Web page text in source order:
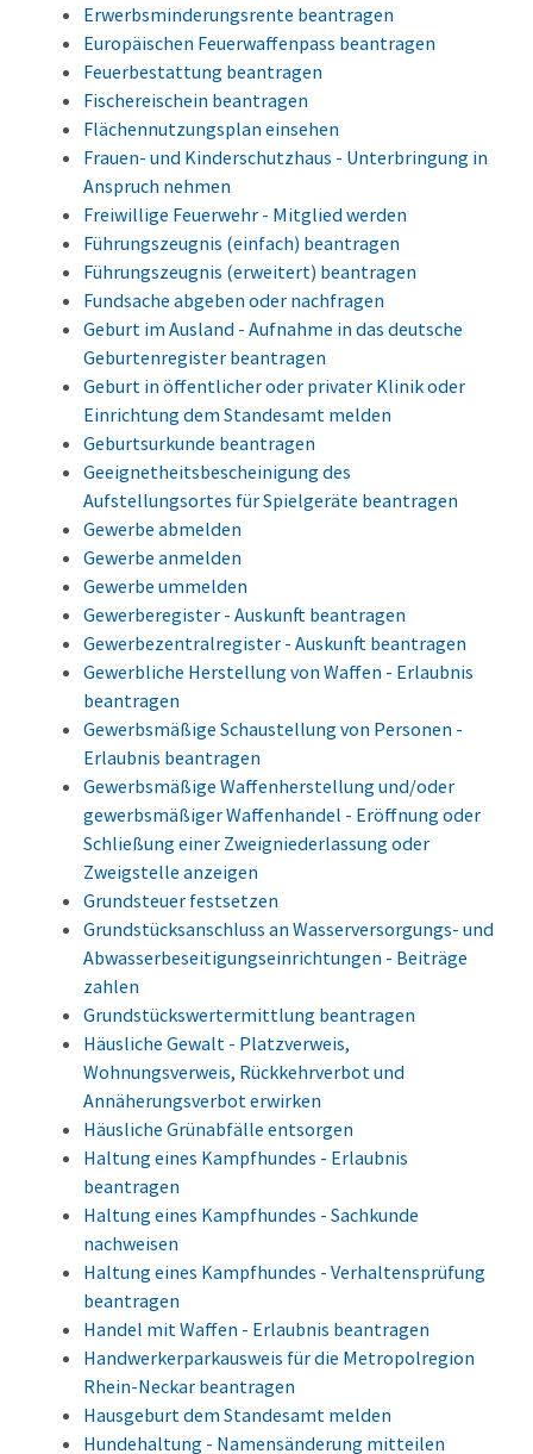
Erwerbsminderungsrente beantragen
Europäischen Feuerwaffenpass beantragen
Feuerbestattung beantragen
Fischereischein beantragen
Flächennutzungsplan einsehen
Frauen- und Kinderschutzhaus - Unterbringung in
Anspruch nehmen
Freiwillige Feuerwehr - Mitglied werden
Führungszeugnis (einfach) beantragen
Führungszeugnis (erweitert) beantragen
Fundsache abgeben oder nachfragen
Geburt im Ausland - Aufnahme in das deutsche
Geburtenregister beantragen
Geburt in öffentlicher oder privater Klinik oder
Einrichtung dem Standesamt melden
Geburtsurkunde beantragen
Geeignetheitsbescheinigung des
Aufstellungsortes für Spielgeräte beantragen
Gewerbe abmelden
Gewerbe anmelden
Gewerbe ummelden
Gewerberegister - Auskunft beantragen
Gewerbezentralregister - Auskunft beantragen
Gewerbliche Herstellung von Waffen - Erlaubnis
beantragen
Gewerbsmäßige Schaustellung von Personen -
Erlaubnis beantragen
Gewerbsmäßige Waffenherstellung und/oder
gewerbsmäßiger Waffenhandel - Eröffnung oder
Schließung einer Zweigniederlassung oder
Zweigstelle anzeigen
Grundsteuer festsetzen
Grundstücksanschluss an Wasserversorgungs- und
Abwasserbeseitigungseinrichtungen - Beiträge
zahlen
Grundstückswertermittlung beantragen
Häusliche Gewalt - Platzverweis,
Wohnungsverweis, Rückkehrverbot und
Annäherungsverbot erwirken
Häusliche Grünabfälle entsorgen
Haltung eines Kampfhundes - Erlaubnis
beantragen
Haltung eines Kampfhundes - Sachkunde
nachweisen
Haltung eines Kampfhundes - Verhaltensprüfung
beantragen
Handel mit Waffen - Erlaubnis beantragen
Handwerkerparkausweis für die Metropolregion
Rhein-Neckar beantragen
Hausgeburt dem Standesamt melden
Hundehaltung - Namensänderung mitteilen